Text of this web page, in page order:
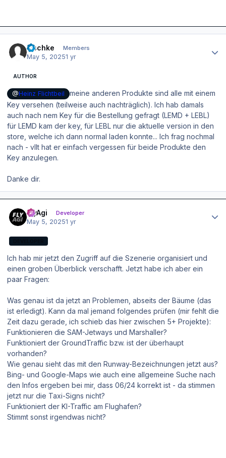
zischke Members
May 5, 20251 yr
AUTHOR
@Heinz Flichtbeil
meine anderen Produkte sind alle mit einem
Key versehen (teilweise auch nachträglich). Ich hab damals
auch nach nem Key für die Bestellung gefragt (LEMD + LEBL)
für LEMD kam der key, für LEBL nur die aktuelle version in den
store, welche ich dann normal laden konnte... Ich frag nochmal
nach - vllt hat er einfach vergessen für beide Produkte den
Key anzulegen.
Danke dir.
FlyAgi Developer
May 5, 20251 yr
Ich hab mir jetzt den Zugriff auf die Szenerie organisiert und
einen groben Überblick verschafft. Jetzt habe ich aber ein
paar Fragen:
Was genau ist da jetzt an Problemen, abseits der Bäume (das
ist erledigt). Kann da mal jemand folgendes prüfen (mir fehlt die
Zeit dazu gerade, ich schieb das hier zwischen 5+ Projekte):
Funktionieren die SAM-Jetways und Marshaller?
Funktioniert der GroundTraffic bzw. ist der überhaupt
vorhanden?
Wie genau sieht das mit den Runway-Bezeichnungen jetzt aus?
Bing- und Google-Maps wie auch eine allgemeine Suche nach
den Infos ergeben bei mir, dass 06/24 korrekt ist - da stimmen
jetzt nur die Taxi-Signs nicht?
Funktioniert der KI-Traffic am Flughafen?
Stimmt sonst irgendwas nicht?